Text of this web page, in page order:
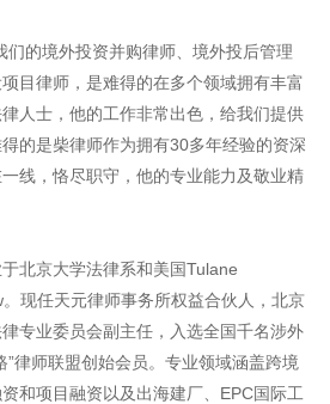
们的境外投资并购律师、境外投后管理
目律师，是难得的在多个领域拥有丰富
人士，他的工作非常出色，给我们提供
的是柴律师作为拥有30多年经验的资深
线，恪尽职守，他的专业能力及敬业精
北京大学法律系和美国Tulane
现任天元律师事务所权益合伙人，北京
专业委员会副主任，入选全国千名涉外
”律师联盟创始会员。专业领域涵盖跨境
和项目融资以及出海建厂、EPC国际工